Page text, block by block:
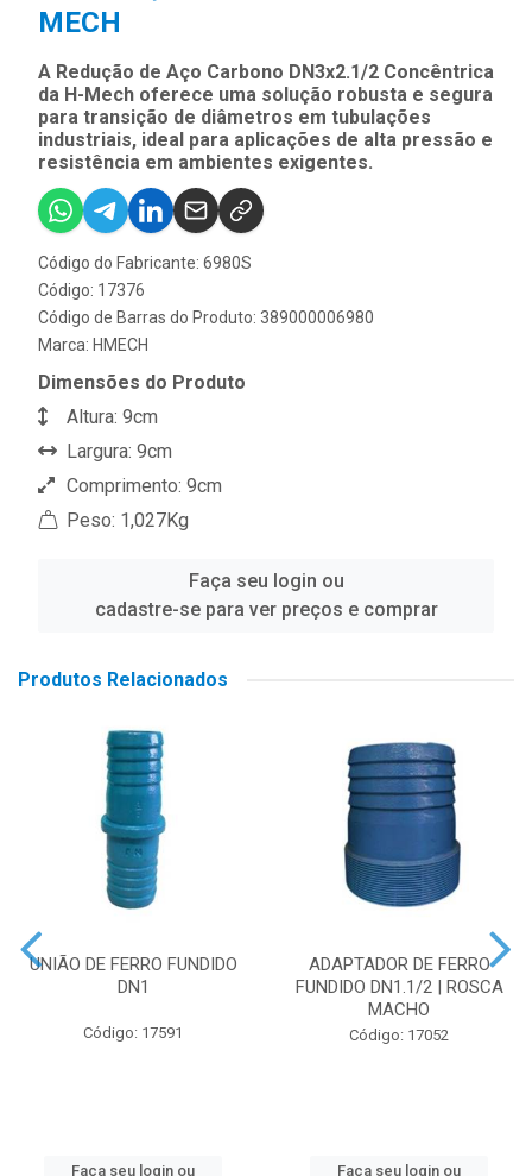
MECH
A Redução de Aço Carbono DN3x2.1/2 Concêntrica
da H-Mech oferece uma solução robusta e segura
para transição de diâmetros em tubulações
industriais, ideal para aplicações de alta pressão e
resistência em ambientes exigentes.
Código do Fabricante: 6980S
Código: 17376
Código de Barras do Produto: 389000006980
Marca: HMECH
Dimensões do Produto
Altura: 9cm
Largura: 9cm
Comprimento: 9cm
Peso: 1,027Kg
Faça seu login ou
cadastre-se para ver preços e comprar
Produtos Relacionados
UNIÃO DE FERRO FUNDIDO
DN1
Código: 17591
Faça seu login ou
ADAPTADOR DE FERRO
FUNDIDO DN1.1/2 | ROSCA
MACHO
Código: 17052
Faça seu login ou